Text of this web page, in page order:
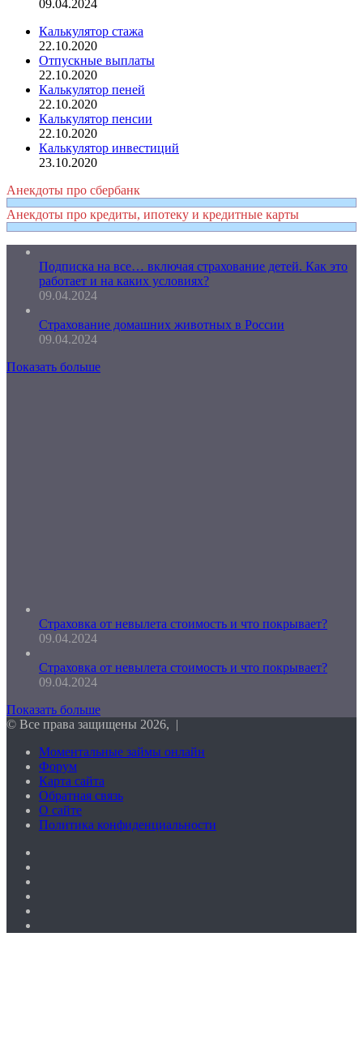
09.04.2024
Калькулятор стажа
22.10.2020
Отпускные выплаты
22.10.2020
Калькулятор пеней
22.10.2020
Калькулятор пенсии
22.10.2020
Калькулятор инвестиций
23.10.2020
Анекдоты про сбербанк
Анекдоты про кредиты, ипотеку и кредитные карты
Подписка на все… включая страхование детей. Как это
работает и на каких условиях?
09.04.2024
Страхование домашних животных в России
09.04.2024
Показать больше
Страховка от невылета стоимость и что покрывает?
09.04.2024
Страховка от невылета стоимость и что покрывает?
09.04.2024
Показать больше
© Все права защищены 2026, |
Моментальные займы онлайн
Форум
Карта сайта
Обратная связь
О сайте
Политика конфиденциальности